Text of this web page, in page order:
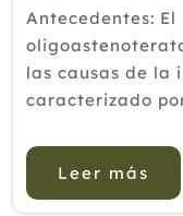
Antecedentes:
las causas de la
caracterizado
deficiente de los
(astenospermia)
Leer más